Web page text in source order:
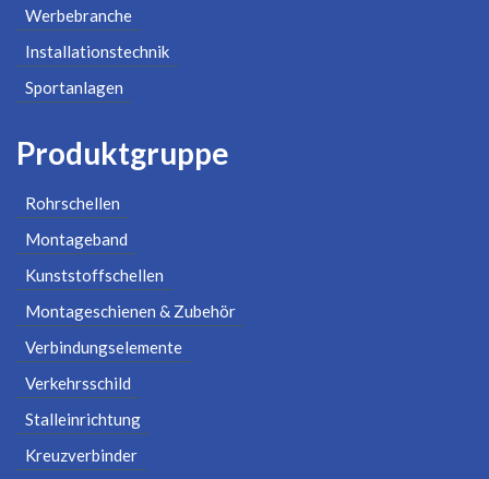
Werbebranche
Installationstechnik
Sportanlagen
Produktgruppe
Rohrschellen
Montageband
Kunststoffschellen
Montageschienen & Zubehör
Verbindungselemente
Verkehrsschild
Stalleinrichtung
Kreuzverbinder